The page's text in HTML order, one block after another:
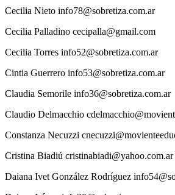
Cecilia Nieto info78@sobretiza.com.ar
Cecilia Palladino cecipalla@gmail.com
Cecilia Torres info52@sobretiza.com.ar
Cintia Guerrero info53@sobretiza.com.ar
Claudia Semorile info36@sobretiza.com.ar
Claudio Delmacchio
Constanza Necuzzi
Cristina Biadiú cristinabiadi@yahoo.com.ar
Daiana Ivet González Rodríguez